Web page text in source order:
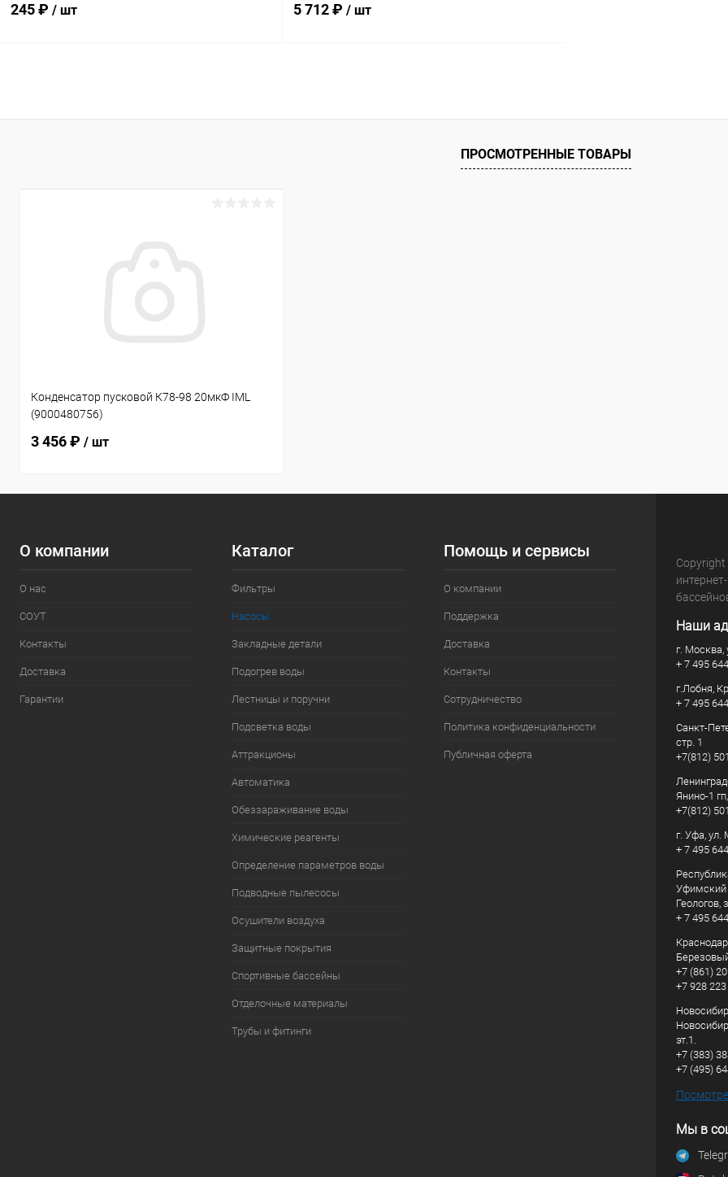
245 ₽ / шт
В избранное
5 712 ₽ / шт
В избранное
В наличии
ПРОСМОТРЕННЫЕ ТОВАРЫ
Конденсатор пусковой К78-98 20мкФ IML
(9000480756)
3 456 ₽ / шт
О компании
О нас
СОУТ
Контакты
Доставка
Гарантии
Каталог
Фильтры
Насосы
Закладные детали
Подогрев воды
Лестницы и поручни
Подсветка воды
Аттракционы
Автоматика
Обеззараживание воды
Химические реагенты
Определение параметров воды
Подводные пылесосы
Осушители воздуха
Защитные покрытия
Спортивные бассейны
Отделочные материалы
Трубы и фитинги
Помощь и сервисы
О компании
Поддержка
Доставка
Контакты
Сотрудничество
Политика конфиденциальности
Публичная оферта
Наши
г. Москва,
+ 7 495
г.Лобня,
+ 7 495
Санкт-
стр. 1
+7(812)
Янино-1
+7(812)
г. Уфа, ул.
+ 7 495
Уфимский
Геологов,
+ 7 495
+7 (861)
+7 928
эт.1.
+7 (383)
+7 (495)
Мы в